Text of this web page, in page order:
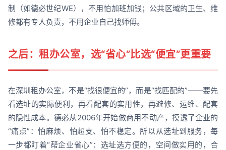
制（如德必世纪WE），不用怕加班加钱；公共区域的卫生、维
修都有专人负责，不用企业自己找师傅。
之后：租办公室，选“省心”比选“便宜”更重要
在深圳租办公室，不是“找很便宜的”，而是“找匹配的”——要先
看选址的实际便利，再看配套的实用性，再避修、运维、配套
的隐性成本。德必从2006年开始做商用不动产，摸透了企业的
“痛点”：怕麻烦、怕超支、怕不稳定。所以从选址到服务，每
一步都盯着“帮企业省心”：选址选方便的，空间做实用的，合